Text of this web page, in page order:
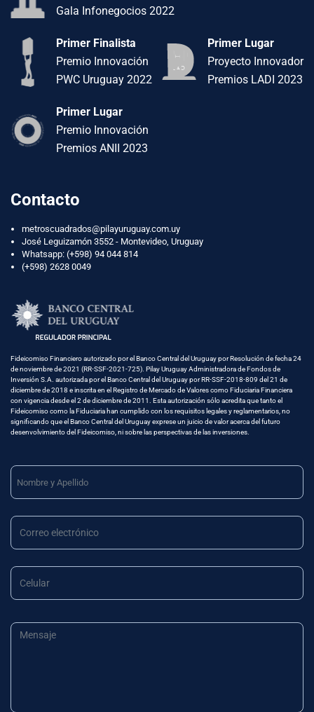
Gala Infonegocios 2022
Primer Finalista
Premio Innovación
PWC Uruguay 2022
Primer Lugar
Proyecto Innovador
Premios LADI 2023
Primer Lugar
Premio Innovación
Premios ANII 2023
Contacto
metroscuadrados@pilayuruguay.com.uy
José Leguizamón 3552 - Montevideo, Uruguay
Whatsapp: (+598) 94 044 814
(+598) 2628 0049
Fideicomiso Financiero autorizado por el Banco Central del Uruguay por Resolución de fecha 24
de noviembre de 2021 (RR-SSF-2021-725). Pilay Uruguay Administradora de Fondos de
Inversión S.A. autorizada por el Banco Central del Uruguay por RR-SSF-2018-809 del 21 de
diciembre de 2018 e inscrita en el Registro de Mercado de Valores como Fiduciaria Financiera
con vigencia desde el 2 de diciembre de 2011. Esta autorización sólo acredita que tanto el
Fideicomiso como la Fiduciaria han cumplido con los requisitos legales y reglamentarios, no
significando que el Banco Central del Uruguay exprese un juicio de valor acerca del futuro
desenvolvimiento del Fideicomiso, ni sobre las perspectivas de las inversiones.